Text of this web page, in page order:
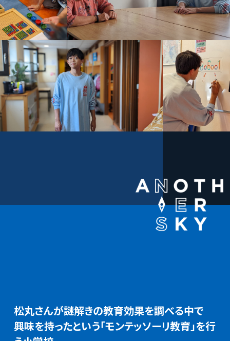
松丸さんが謎解きの教育効果を調べる中で
興味を持ったという「モンテッソーリ教育」を行